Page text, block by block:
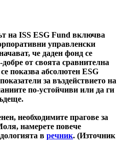
на ISS ESG Fund включва
управленски
че даден фонд се
от своята сравнителна
показва абсолютен ESG
за въздействието на
по-устойчиви или да ги
необходимите прагове за
намерете повече
в речник. (Източник